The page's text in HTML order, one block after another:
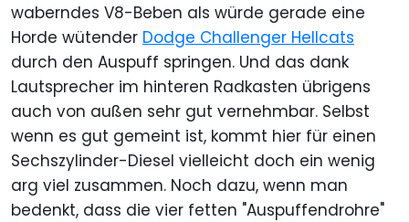
waberndes V8-Beben als würde gerade eine
Horde wütender Dodge Challenger Hellcats
durch den Auspuff springen. Und das dank
Lautsprecher im hinteren Radkasten übrigens
auch von außen sehr gut vernehmbar. Selbst
wenn es gut gemeint ist, kommt hier für einen
Sechszylinder-Diesel vielleicht doch ein wenig
arg viel zusammen. Noch dazu, wenn man
bedenkt, dass die vier fetten "Auspuffendrohre"